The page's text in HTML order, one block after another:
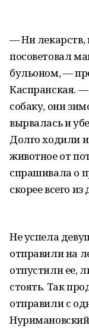
— Ни лекарств,
посоветовал
бульоном, —
Каспранская.
собаку, они
вырвалась и
Долго ходили
животное от
спрашивала о
скорее всего
Не успела
отправили на
отпустили ее,
стоять. Так
отправили с
Нуримановский